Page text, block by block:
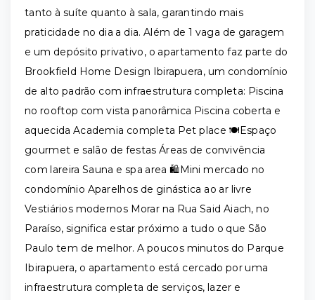
tanto à suíte quanto à sala, garantindo mais
praticidade no dia a dia. Além de 1 vaga de garagem
e um depósito privativo, o apartamento faz parte do
Brookfield Home Design Ibirapuera, um condomínio
de alto padrão com infraestrutura completa: Piscina
no rooftop com vista panorâmica Piscina coberta e
aquecida Academia completa Pet place 🍽️Espaço
gourmet e salão de festas Áreas de convivência
com lareira Sauna e spa area 🛍️Mini mercado no
condomínio Aparelhos de ginástica ao ar livre
Vestiários modernos Morar na Rua Said Aiach, no
Paraíso, significa estar próximo a tudo o que São
Paulo tem de melhor. A poucos minutos do Parque
Ibirapuera, o apartamento está cercado por uma
infraestrutura completa de serviços, lazer e